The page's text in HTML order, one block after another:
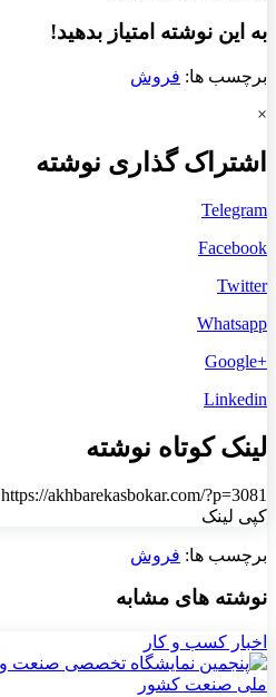
به این نوشته امتیاز بدهید!
برچسب ها: فروش
×
اشتراک گذاری نوشته
Telegram
Facebook
Twitter
Whatsapp
+Google
Linkedin
لینک کوتاه نوشته
https://akhbarekasbokar.com/?p=3081
کپی لینک
برچسب ها: فروش
نوشته های مشابه
اخبار کسب و کار